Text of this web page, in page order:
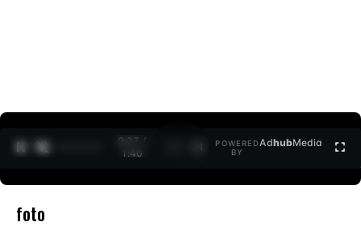
0:27 /
1:40
POWERED
BY
AdhubMedia
foto